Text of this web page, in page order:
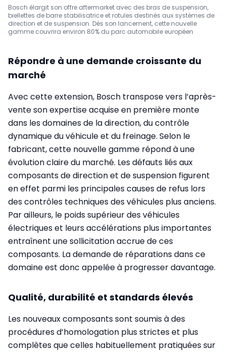
Bosch élargit son offre aftermarket avec des bras de suspension,
biellettes de barre stabilisatrice et rotules destinés aux systèmes de
direction et de suspension. Dès son lancement, cette nouvelle
gamme couvrira environ 80% du parc automobile européen
Répondre à une demande croissante du
marché
Avec cette extension, Bosch transpose vers l’après-
vente son expertise acquise en première monte
dans les domaines de la direction, du contrôle
dynamique du véhicule et du freinage. Selon le
fabricant, cette nouvelle gamme répond à une
évolution claire du marché. Les défauts liés aux
composants de direction et de suspension figurent
en effet parmi les principales causes de refus lors
des contrôles techniques des véhicules plus anciens.
Par ailleurs, le poids supérieur des véhicules
électriques et leurs accélérations plus importantes
entraînent une sollicitation accrue de ces
composants. La demande de réparations dans ce
domaine est donc appelée à progresser davantage.
Qualité, durabilité et standards élevés
Les nouveaux composants sont soumis à des
procédures d’homologation plus strictes et plus
complètes que celles habituellement pratiquées sur